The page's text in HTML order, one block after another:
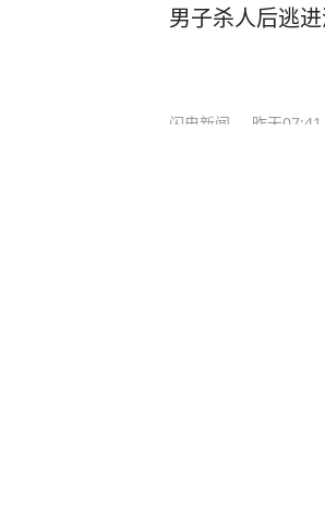
男子杀人后逃
闪电新闻 昨天07:41